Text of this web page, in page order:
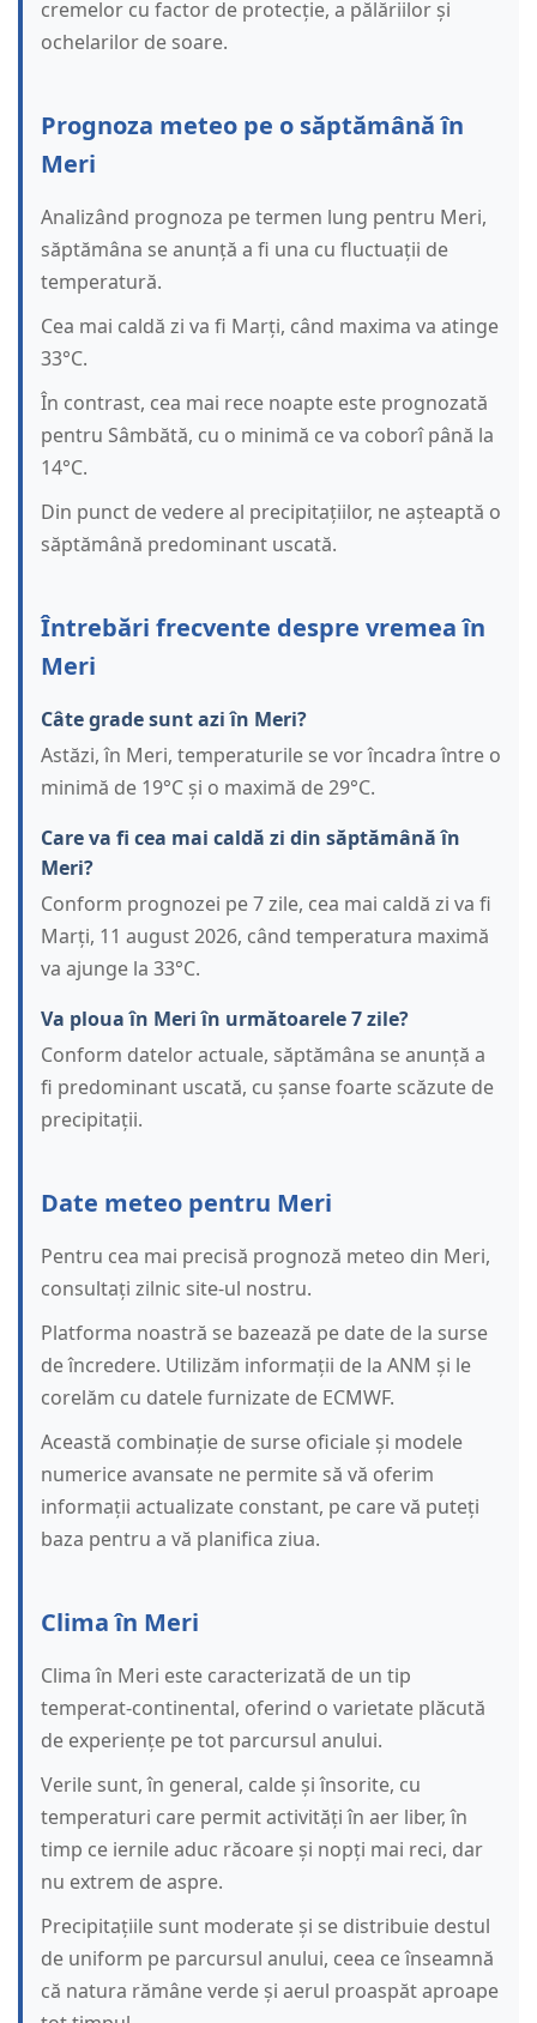
cremelor cu factor de protecție, a pălăriilor și
ochelarilor de soare.
Prognoza meteo pe o săptămână în
Meri
Analizând prognoza pe termen lung pentru Meri,
săptămâna se anunță a fi una cu fluctuații de
temperatură.
Cea mai caldă zi va fi Marți, când maxima va atinge
33°C.
În contrast, cea mai rece noapte este prognozată
pentru Sâmbătă, cu o minimă ce va coborî până la
14°C.
Din punct de vedere al precipitațiilor, ne așteaptă o
săptămână predominant uscată.
Întrebări frecvente despre vremea în
Meri
Câte grade sunt azi în Meri?
Astăzi, în Meri, temperaturile se vor încadra între o
minimă de 19°C și o maximă de 29°C.
Care va fi cea mai caldă zi din săptămână în
Meri?
Conform prognozei pe 7 zile, cea mai caldă zi va fi
Marți, 11 august 2026, când temperatura maximă
va ajunge la 33°C.
Va ploua în Meri în următoarele 7 zile?
Conform datelor actuale, săptămâna se anunță a
fi predominant uscată, cu șanse foarte scăzute de
precipitații.
Date meteo pentru Meri
Pentru cea mai precisă prognoză meteo din Meri,
consultați zilnic site-ul nostru.
Platforma noastră se bazează pe date de la surse
de încredere. Utilizăm informații de la ANM și le
corelăm cu datele furnizate de ECMWF.
Această combinație de surse oficiale și modele
numerice avansate ne permite să vă oferim
informații actualizate constant, pe care vă puteți
baza pentru a vă planifica ziua.
Clima în Meri
Clima în Meri este caracterizată de un tip
temperat-continental, oferind o varietate plăcută
de experiențe pe tot parcursul anului.
Verile sunt, în general, calde și însorite, cu
temperaturi care permit activități în aer liber, în
timp ce iernile aduc răcoare și nopți mai reci, dar
nu extrem de aspre.
Precipitațiile sunt moderate și se distribuie destul
de uniform pe parcursul anului, ceea ce înseamnă
că natura rămâne verde și aerul proaspăt aproape